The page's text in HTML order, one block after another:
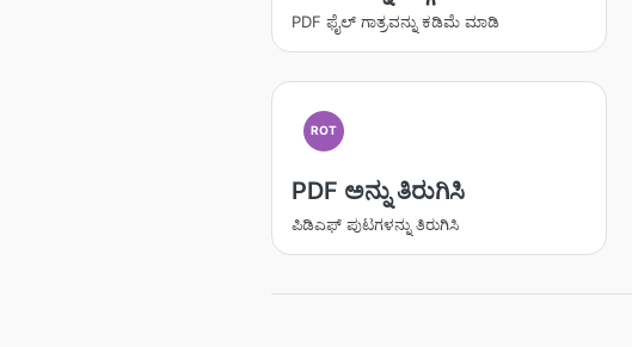
PDF ಫೈಲ್ ಗಾತ್ರವನ್ನು ಕಡಿಮೆ ಮಾಡಿ
ROT
PDF ಅನ್ನು ತಿರುಗಿಸಿ
ಪಿಡಿಎಫ್ ಪುಟಗಳನ್ನು ತಿರುಗಿಸಿ